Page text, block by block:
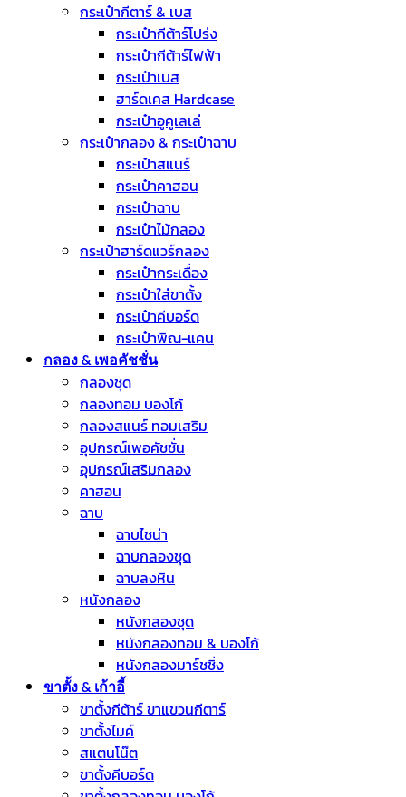
กระเป๋ากีตาร์ & เบส
กระเป๋ากีต้าร์โปร่ง
กระเป๋ากีต้าร์ไฟฟ้า
กระเป๋าเบส
ฮาร์ดเคส Hardcase
กระเป๋าอูคูเลเล่
กระเป๋ากลอง & กระเป๋าฉาบ
กระเป๋าสแนร์
กระเป๋าคาฮอน
กระเป๋าฉาบ
กระเป๋าไม้กลอง
กระเป๋าฮาร์ดแวร์กลอง
กระเป๋ากระเดื่อง
กระเป๋าใส่ขาตั้ง
กระเป๋าคีบอร์ด
กระเป๋าพิณ-แคน
กลอง & เพอคัชชั่น
กลองชุด
กลองทอม บองโก้
กลองสแนร์ ทอมเสริม
อุปกรณ์เพอคัชชั่น
อุปกรณ์เสริมกลอง
คาฮอน
ฉาบ
ฉาบไชน่า
ฉาบกลองชุด
ฉาบลงหิน
หนังกลอง
หนังกลองชุด
หนังกลองทอม & บองโก้
หนังกลองมาร์ชชิ่ง
ขาตั้ง & เก้าอี้
ขาตั้งกีต้าร์ ขาแขวนกีตาร์
ขาตั้งไมค์
สแตนโน๊ต
ขาตั้งคีบอร์ด